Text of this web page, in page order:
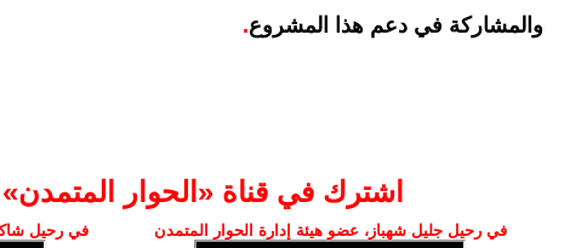
والمشاركة في دعم هذا المشروع.
اشترك في قناة ‫«الحوار
في رحيل جليل شهباز، عضو هيئة إدارة الحوار المتمدن في رحيل